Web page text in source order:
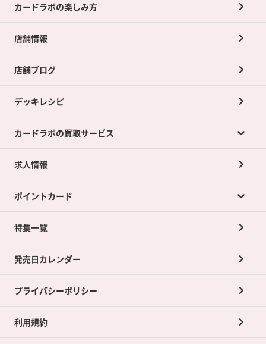
カードラボの楽しみ方
店舗情報
店舗ブログ
デッキレシピ
カードラボの買取サービス
カードラボの買取サービスTOP
店舗買取について
ネット買取について
買取承諾書について
求人情報
ポイントカード
ポイントカードTOP
ポイント交換景品
特集一覧
発売日カレンダー
プライバシーポリシー
利用規約